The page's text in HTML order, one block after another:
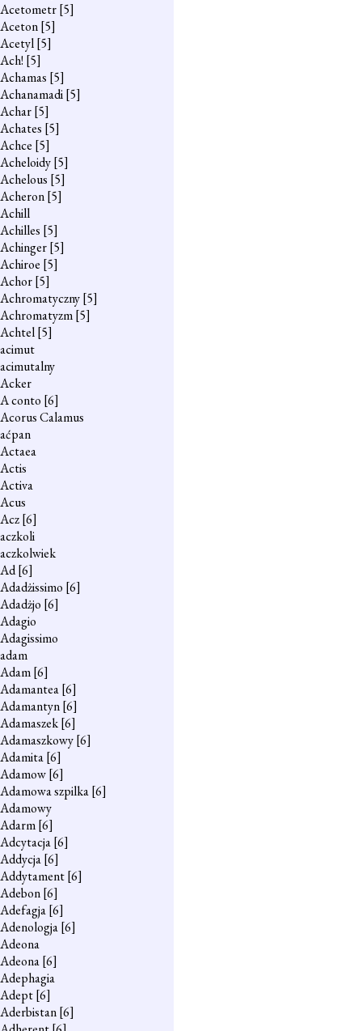
Acetometr[5]
Aceton[5]
Acetyl[5]
Ach! [5]
Achamas [5]
Achanamadi[5]
Achar[5]
Achates [5]
Achce [5]
Acheloidy[5]
Achelous [5]
Acheron[5]
Achill
Achilles [5]
Achinger[5]
Achiroe [5]
Achor[5]
Achromatyczny[5]
Achromatyzm[5]
Achtel[5]
acimut
acimutalny
Acker
A conto [6]
Acorus Calamus
aćpan
Actaea
Actis
Activa
Acus
Acz[6]
aczkoli
aczkolwiek
Ad[6]
Adadżissimo [6]
Adadżjo [6]
Adagio
Adagissimo
adam
Adam[6]
Adamantea[6]
Adamantyn[6]
Adamaszek[6]
Adamaszkowy[6]
Adamita[6]
Adamow[6]
Adamowa szpilka[6]
Adamowy
Adarm[6]
Adcytacja[6]
Addycja[6]
Addytament[6]
Adebon[6]
Adefagja[6]
Adenologja[6]
Adeona
Adeona[6]
Adephagia
Adept[6]
Aderbistan[6]